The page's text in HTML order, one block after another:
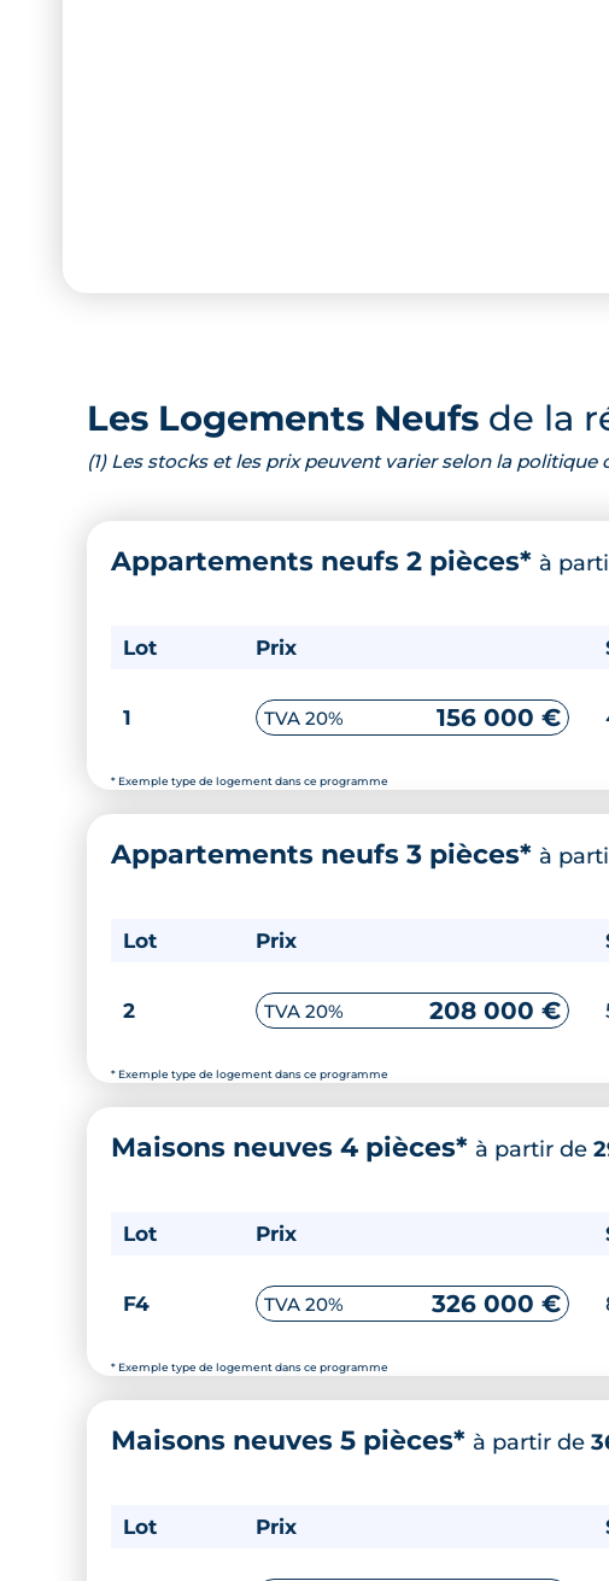
Les Logements Neufs de la
(1) Les stocks et les prix peuvent varier selon la
Appartements neufs 2 pièces* à
* Exemple type de logement dans ce programme
Lot Prix
1 TVA 20% 156 000 €
Appartements neufs 3 pièces* à
* Exemple type de logement dans ce programme
Lot Prix
2 TVA 20% 208 000 €
Maisons neuves 4 pièces* à partir de
* Exemple type de logement dans ce programme
Lot Prix
F4 TVA 20% 326 000 €
Maisons neuves 5 pièces* à partir de
Lot Prix